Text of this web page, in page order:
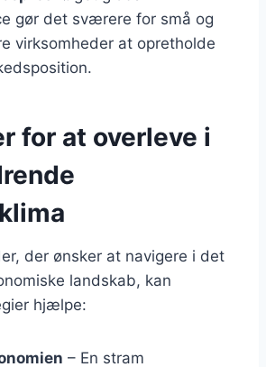
gør det sværere for små og
virksomheder at opretholde
for at overleve i
der ønsker at navigere i det
landskab, kan
hjælpe:
– En stram